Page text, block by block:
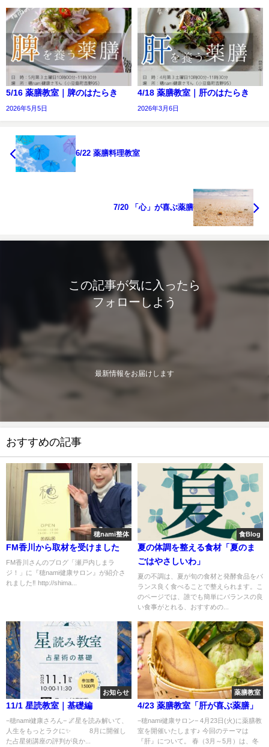
5/16 薬膳教室｜脾のはたらき
2026年5月5日
4/18 薬膳教室｜肝のはたらき
2026年3月6日
6/22 薬膳料理教室
7/20 「心」が喜ぶ薬膳
この記事が気に入ったら
フォローしよう
最新情報をお届けします
おすすめの記事
穂nami整体
FM香川から取材を受けました
FM香川さんのブログ「瀬戸内しまラ
ジ！」に『穂nami健康サロン』が紹介さ
れました‼️ http://shima...
食Blog
夏の体調を整える食材「夏のま
ごはやさしいわ」
夏の不調は、夏が旬の食材と発酵食品をバ
ランス良く食べることで整えられます。こ
のページでは、誰でも簡単にバランスの良
い食事がとれる、おすすめの...
お知らせ
11/1 星読教室｜基礎編
−穂nami健康さろん− 🌌星を読み解いて、
人生をもっとラクに✨ 8月に開催し
た占星術講座の評判が良か...
薬膳教室
4/23 薬膳教室「肝が喜ぶ薬膳」
−穂nami健康サロン− 4月23日(火)に薬膳教
室を開催いたします♪ 今回のテーマは
『肝』について。 春（3月～5月）は、冬